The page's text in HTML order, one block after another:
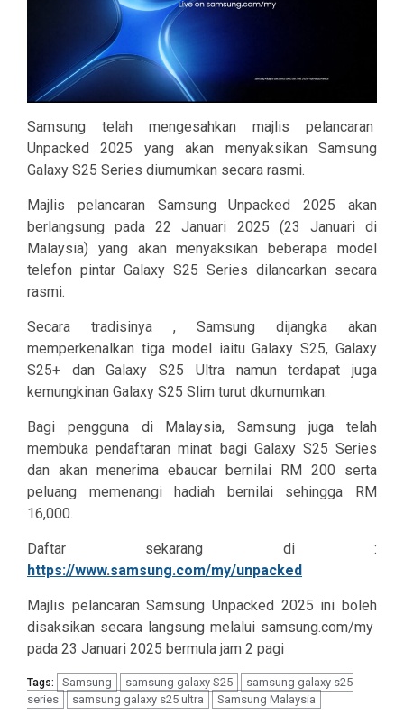
Samsung telah mengesahkan majlis pelancaran
Unpacked 2025 yang akan menyaksikan Samsung
Galaxy S25 Series diumumkan secara rasmi.
Majlis pelancaran Samsung Unpacked 2025 akan
berlangsung pada 22 Januari 2025 (23 Januari di
Malaysia) yang akan menyaksikan beberapa model
telefon pintar Galaxy S25 Series dilancarkan secara
rasmi.
Secara tradisinya , Samsung dijangka akan
memperkenalkan tiga model iaitu Galaxy S25, Galaxy
S25+ dan Galaxy S25 Ultra namun terdapat juga
kemungkinan Galaxy S25 Slim turut dkumumkan.
Bagi pengguna di Malaysia, Samsung juga telah
membuka pendaftaran minat bagi Galaxy S25 Series
dan akan menerima ebaucar bernilai RM 200 serta
peluang memenangi hadiah bernilai sehingga RM
16,000.
Daftar sekarang di :
https://www.samsung.com/my/unpacked
Majlis pelancaran Samsung Unpacked 2025 ini boleh
disaksikan secara langsung melalui samsung.com/my
pada 23 Januari 2025 bermula jam 2 pagi
Tags: Samsung samsung galaxy S25
samsung galaxy s25
series
samsung galaxy s25 ultra Samsung Malaysia